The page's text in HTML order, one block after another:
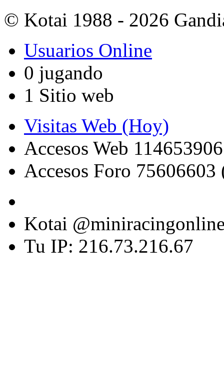
© Kotai 1988 - 2026
Usuarios Online
0 jugando
1 Sitio web
Visitas Web (Hoy)
Accesos Web
Accesos Foro 75606603
Kotai
Tu IP: 216.73.216.67